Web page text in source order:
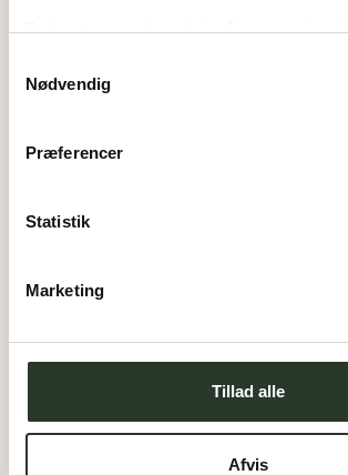
Du bestemmer, hvad vi må gemme i
Nødvendig
Præferencer
Statistik
Marketing
Tillad alle
Afvis
4140Borup